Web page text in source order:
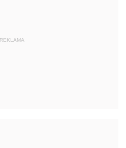
REKLAMA